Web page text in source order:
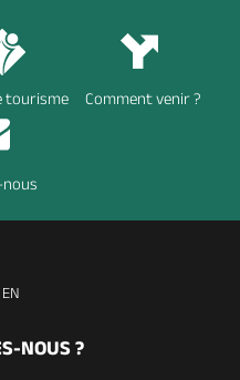
tourisme Comment venir ?
nous
EN
NOUS ?